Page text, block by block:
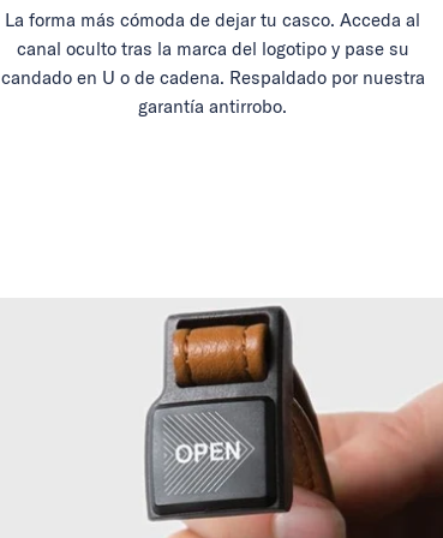
La forma más cómoda de dejar tu casco. Acceda al
canal oculto tras la marca del logotipo y pase su
candado en U o de cadena. Respaldado por nuestra
garantía antirrobo.